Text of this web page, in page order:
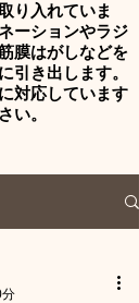
り入れていま
ーションやラジ
膜はがしなどを
引き出します。
対応しています
い。